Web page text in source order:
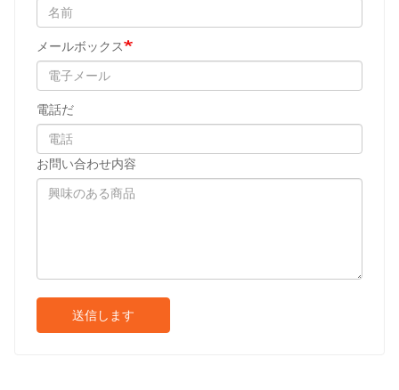
メールボックス
電話だ
お問い合わせ内容
送信します